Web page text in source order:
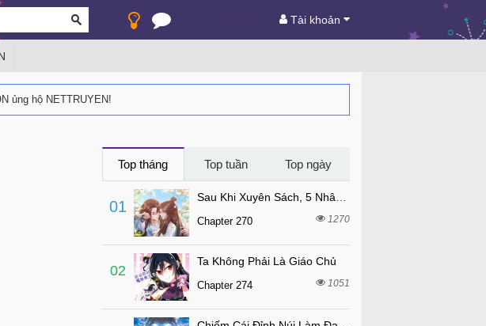
Tài khoản
ủng hộ NETTRUYEN!
Top tháng Top tuần Top ngày
01
Chapter 270 1270
02
Ta Không Phải Là Giáo Chủ
Chapter 274 1051